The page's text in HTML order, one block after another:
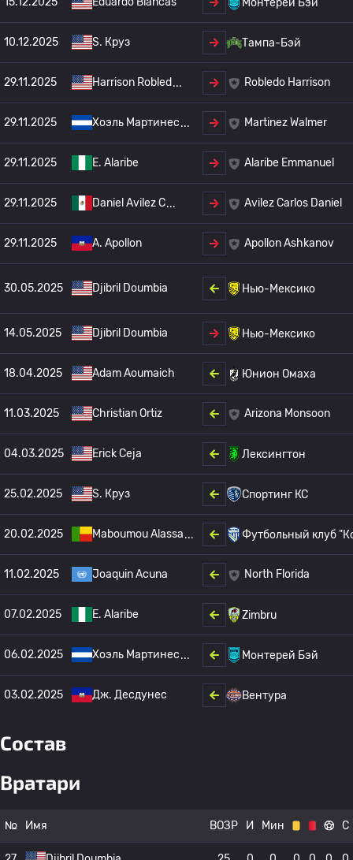
10.12.2025 S. Круз Тампа-Бэй
29.11.2025 Harrison Robled Robledo Harrison
29.11.2025 Хоэль Мартинес Martinez Walmer
29.11.2025 E. Alaribe Alaribe Emmanuel
29.11.2025 Daniel Avilez C Avilez Carlos Daniel
29.11.2025 A. Apollon Apollon Ashkanov
30.05.2025 Djibril Doumbia Нью-Мексико
14.05.2025 Djibril Doumbia Нью-Мексико
18.04.2025 Adam Aoumaich Юнион Омаха
11.03.2025 Christian Ortiz Arizona Monsoon
04.03.2025 Erick Ceja Лексингтон
25.02.2025 S. Круз Спортинг КС
20.02.2025 Maboumou Alassa Футбольный клуб
11.02.2025 Joaquin Acuna North Florida
07.02.2025 E. Alaribe Zimbru
06.02.2025 Хоэль Мартинес Монтерей Бэй
03.02.2025 Дж. Десдунес Вентура
Состав
Вратари
№ Имя ВОЗР И Мин С